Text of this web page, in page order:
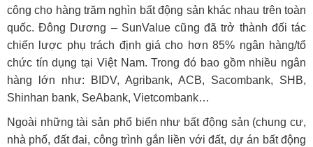
công cho hàng trăm nghìn bất động sản khác nhau trên toàn
quốc. Đông Dương – SunValue cũng đã trở thành đối tác
chiến lược phụ trách định giá cho hơn 85% ngân hàng/tổ
chức tín dụng tại Việt Nam. Trong đó bao gồm nhiều ngân
hàng lớn như: BIDV, Agribank, ACB, Sacombank, SHB,
Shinhan bank, SeAbank, Vietcombank…
Ngoài những tài sản phổ biến như bất động sản (chung cư,
nhà phố, đất đai, công trình gắn liền với đất, dự án bất động